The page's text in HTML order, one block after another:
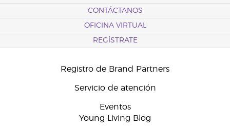
CONTÁCTANOS
OFICINA VIRTUAL
REGÍSTRATE
Registro de Brand Partners
Servicio de atención
Eventos
Young Living Blog